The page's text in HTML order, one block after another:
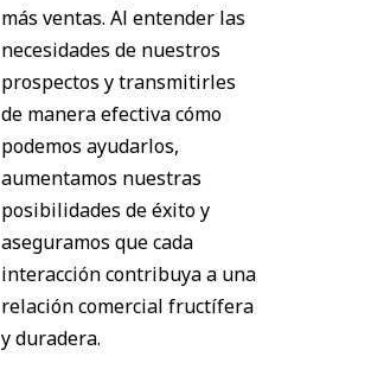
más ventas. Al entender las
necesidades de nuestros
prospectos y transmitirles
de manera efectiva cómo
podemos ayudarlos,
aumentamos nuestras
posibilidades de éxito y
aseguramos que cada
interacción contribuya a una
relación comercial fructífera
y duradera.